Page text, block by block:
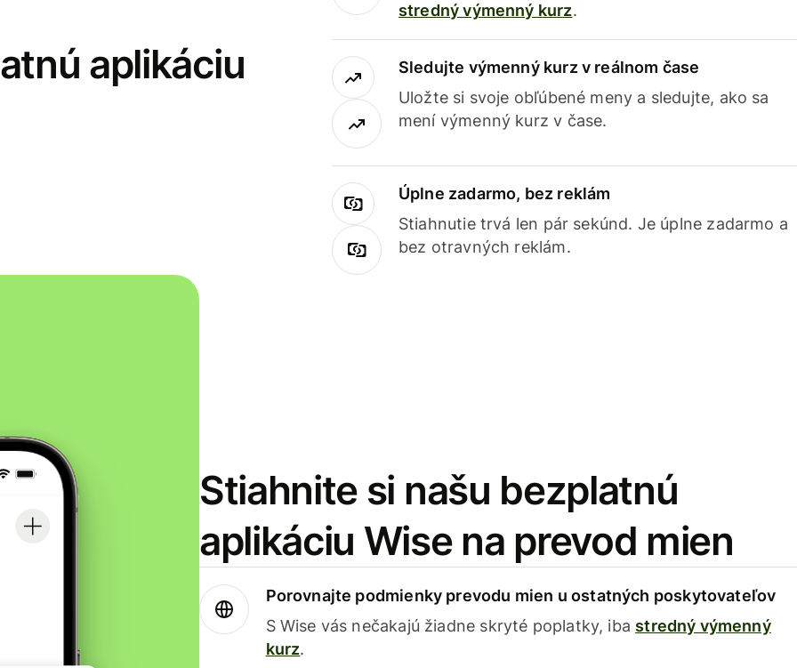
aplikáciu
stredný výmenný kurz.
Sledujte výmenný kurz v reálnom čase
Uložte si svoje obľúbené meny a sledujte, ako sa
mení výmenný kurz v čase.
Úplne zadarmo, bez reklám
Stiahnutie trvá len pár sekúnd. Je úplne zadarmo a
bez otravných reklám.
Stiahnite si našu bezplatnú
aplikáciu Wise na prevod mien
Porovnajte podmienky prevodu mien u ostatných poskytovateľov
S Wise vás nečakajú žiadne skryté poplatky, iba stredný výmenný
kurz.